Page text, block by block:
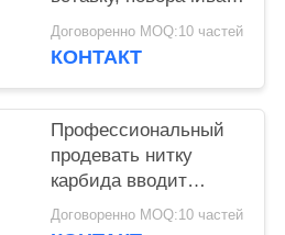
инструмент вводит
16ER200ISO
Договоренно MOQ:10 частей
КОНТАКТ
Профессиональный
продевать нитку
карбида вводит
16ER11W, образец
приемлемый
Договоренно MOQ:10 частей